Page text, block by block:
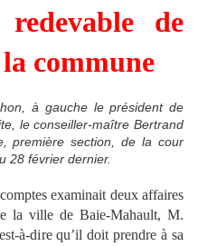
de
la commune
à gauche le président de
le conseiller-maître Bertrand
première section, de la cour
28 février dernier.
examinait deux affaires
la ville de Baie-Mahault, M.
à-dire qu’il doit prendre à sa